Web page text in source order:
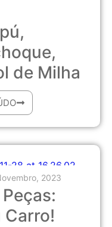
de Milha
2023
Carro!